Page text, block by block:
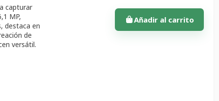
capturar
MP,
destaca en
de
versátil.
Añadir al carrito